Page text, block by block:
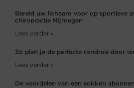
Bereid uw lichaam voor op sportieve
chiropractie Nijmegen
Lees verder »
Zo plan je de perfecte rondreis door
Lees verder »
De voordelen van een sokken